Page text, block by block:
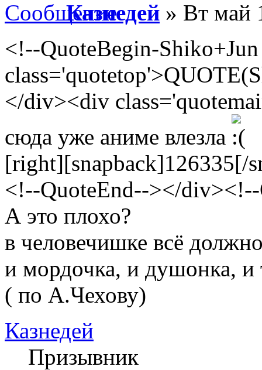
Казнедей » Вт май
<!--QuoteBegin-
</div><div
сюда уже аниме влезла
[right][snapback]126335[/
<!--QuoteEnd--></
А это плохо?
в человечишке всё
и мордочка, и душонка,
( по А.Чехову)
Казнедей
Призывник